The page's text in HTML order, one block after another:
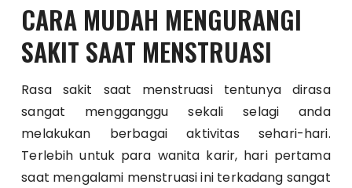
CARA MUDAH MENGURANGI
SAKIT SAAT MENSTRUASI
Rasa sakit saat menstruasi tentunya dirasa
sangat mengganggu sekali selagi anda
melakukan berbagai aktivitas sehari-hari.
Terlebih untuk para wanita karir, hari pertama
saat mengalami menstruasi ini terkadang sangat